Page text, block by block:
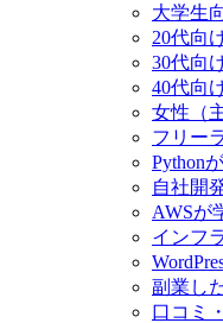
大学生
20代向
30代向
40代向
女性（
フリー
Python
自社開
AWSが
インフ
副業し
口コミ